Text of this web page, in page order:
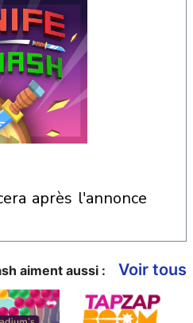
après l'annonce
aiment aussi : Voir tous